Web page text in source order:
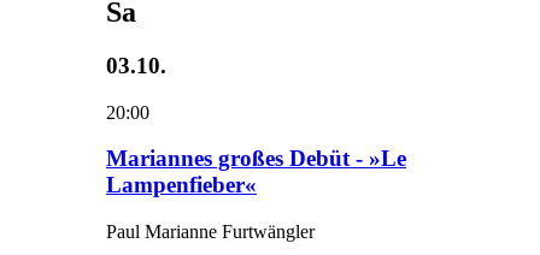
Sa
03.10.
20:00
Mariannes großes Debüt - »Le
Lampenfieber«
Paul Marianne Furtwängler